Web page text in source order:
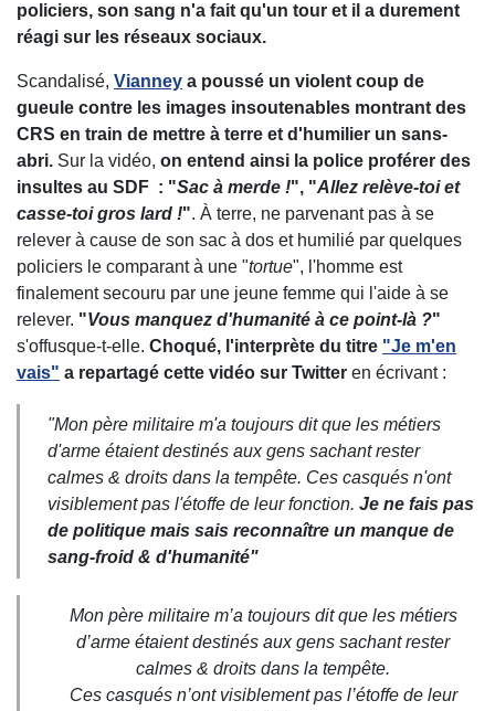
policiers, son sang n'a fait qu'un tour et il a durement
réagi sur les réseaux sociaux.
Scandalisé, Vianney a poussé un violent coup de
gueule contre les images insoutenables montrant des
CRS en train de mettre à terre et d'humilier un sans-
abri. Sur la vidéo, on entend ainsi la police proférer des
insultes au SDF : "Sac à merde !", "Allez relève-toi et
casse-toi gros lard !". À terre, ne parvenant pas à se
relever à cause de son sac à dos et humilié par quelques
policiers le comparant à une "tortue", l'homme est
finalement secouru par une jeune femme qui l'aide à se
relever. "Vous manquez d'humanité à ce point-là ?"
s'offusque-t-elle. Choqué, l'interprète du titre "Je m'en
vais" a repartagé cette vidéo sur Twitter en écrivant :
"Mon père militaire m'a toujours dit que les métiers
d'arme étaient destinés aux gens sachant rester
calmes & droits dans la tempête. Ces casqués n'ont
visiblement pas l'étoffe de leur fonction. Je ne fais pas
de politique mais sais reconnaître un manque de
sang-froid & d'humanité"
Mon père militaire m’a toujours dit que les métiers
d’arme étaient destinés aux gens sachant rester
calmes & droits dans la tempête.
Ces casqués n’ont visiblement pas l’étoffe de leur